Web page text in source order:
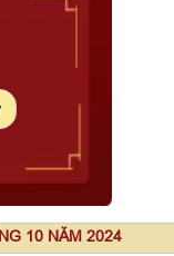
10 NĂM 2024